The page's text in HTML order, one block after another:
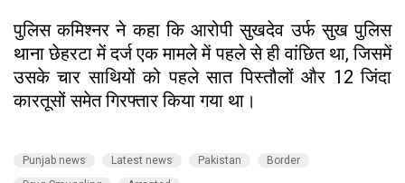
पुलिस कमिश्नर ने कहा कि आरोपी सुखदेव उर्फ सुख पुलिस
थाना छेहरटा में दर्ज एक मामले में पहले से ही वांछित था, जिसमें
उसके चार साथियों को पहले सात पिस्तौलों और 12 जिंदा
कारतूसों समेत गिरफ्तार किया गया था।
Punjab news Latest news Pakistan
Border